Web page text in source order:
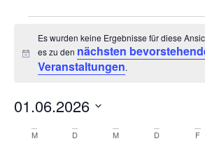
Hinweis
Es wurden keine Ergebnisse für diese
es zu den nächsten
Veranstaltungen.
01.06.2026
wählen.
Kalender
M D M D F